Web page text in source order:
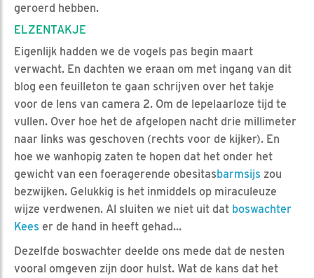
geroerd hebben.
ELZENTAKJE
Eigenlijk hadden we de vogels pas begin maart
verwacht. En dachten we eraan om met ingang van dit
blog een feuilleton te gaan schrijven over het takje
voor de lens van camera 2. Om de lepelaarloze tijd te
vullen. Over hoe het de afgelopen nacht drie millimeter
naar links was geschoven (rechts voor de kijker). En
hoe we wanhopig zaten te hopen dat het onder het
gewicht van een foeragerende obesitasbarmsijs zou
bezwijken. Gelukkig is het inmiddels op miraculeuze
wijze verdwenen. Al sluiten we niet uit dat boswachter
Kees er de hand in heeft gehad…
Dezelfde boswachter deelde ons mede dat de nesten
vooral omgeven zijn door hulst. Wat de kans dat het